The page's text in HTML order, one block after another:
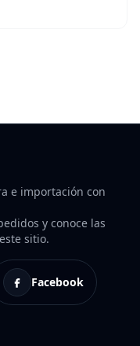
e importación con
y conoce las
sitio.
Facebook